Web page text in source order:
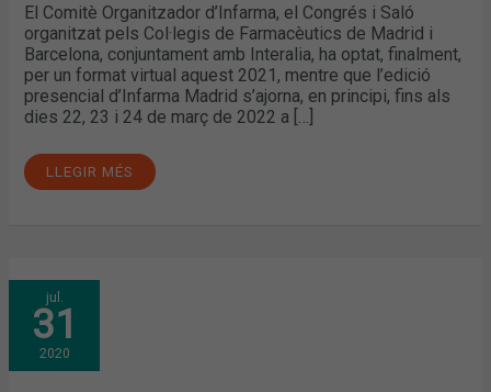
El Comitè Organitzador d’Infarma, el Congrés i Saló
organitzat pels Col·legis de Farmacèutics de Madrid i
Barcelona, conjuntament amb Interalia, ha optat, finalment,
per un format virtual aquest 2021, mentre que l’edició
presencial d’Infarma Madrid s’ajorna, en principi, fins als
dies 22, 23 i 24 de març de 2022 a […]
LLEGIR MÉS
jul.
31
2020
JUNY:
LES
JORNADES
DIGITALS
D’INFARMA,
LA
CONVOCATÒRIA